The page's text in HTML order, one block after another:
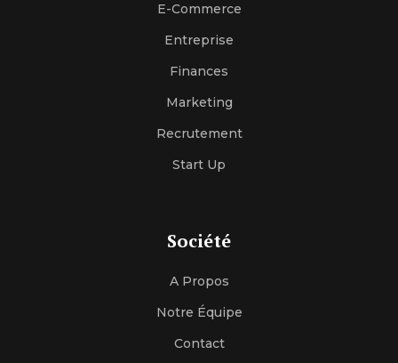
E-Commerce
Entreprise
Finances
Marketing
Recrutement
Start Up
Société
A Propos
Notre Équipe
Contact